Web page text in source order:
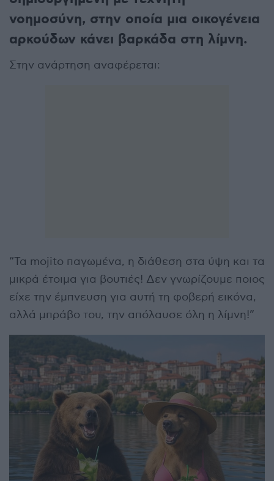
νοημοσύνη, στην οποία μια οικογένεια
αρκούδων κάνει βαρκάδα στη λίμνη.
Στην ανάρτηση αναφέρεται:
“Τα mojito παγωμένα, η διάθεση στα ύψη και τα
μικρά έτοιμα για βουτιές! Δεν γνωρίζουμε ποιος
είχε την έμπνευση για αυτή τη φοβερή εικόνα,
αλλά μπράβο του, την απόλαυσε όλη η λίμνη!”